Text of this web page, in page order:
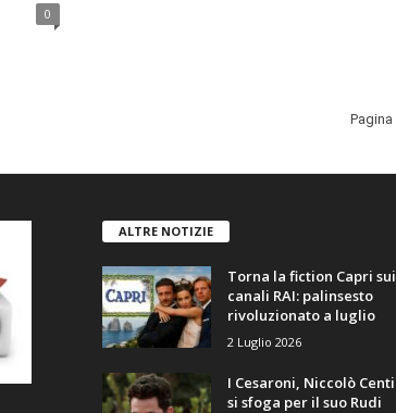
0
Pagina
ALTRE NOTIZIE
Torna la fiction Capri sui
canali RAI: palinsesto
rivoluzionato a luglio
2 Luglio 2026
I Cesaroni, Niccolò
si sfoga per il suo Rudi